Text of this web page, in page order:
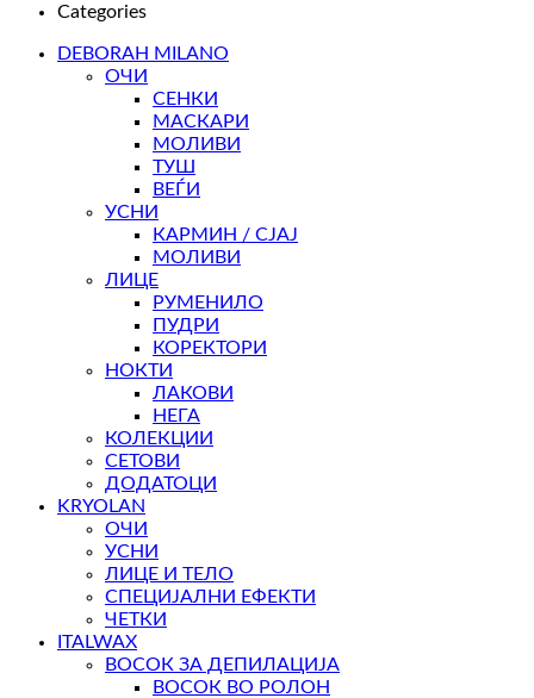
Categories
DEBORAH MILANO
ОЧИ
СЕНКИ
МАСКАРИ
МОЛИВИ
ТУШ
ВЕЃИ
УСНИ
КАРМИН / СЈАЈ
МОЛИВИ
ЛИЦЕ
РУМЕНИЛО
ПУДРИ
КОРЕКТОРИ
НОКТИ
ЛАКОВИ
НЕГА
КОЛЕКЦИИ
СЕТОВИ
ДОДАТОЦИ
KRYOLAN
ОЧИ
УСНИ
ЛИЦЕ И ТЕЛО
СПЕЦИЈАЛНИ ЕФЕКТИ
ЧЕТКИ
ITALWAX
ВОСОК ЗА ДЕПИЛАЦИЈА
ВОСОК ВО РОЛОН